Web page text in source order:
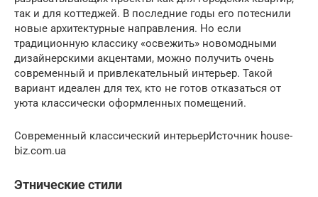
так и для коттеджей. В последние годы его потеснили
новые архитектурные направления. Но если
традиционную классику «освежить» новомодными
дизайнерскими акцентами, можно получить очень
современный и привлекательный интерьер. Такой
вариант идеален для тех, кто не готов отказаться от
уюта классически оформленных помещений.
Современный классический интерьерИсточник house-
biz.com.ua
Этнические стили